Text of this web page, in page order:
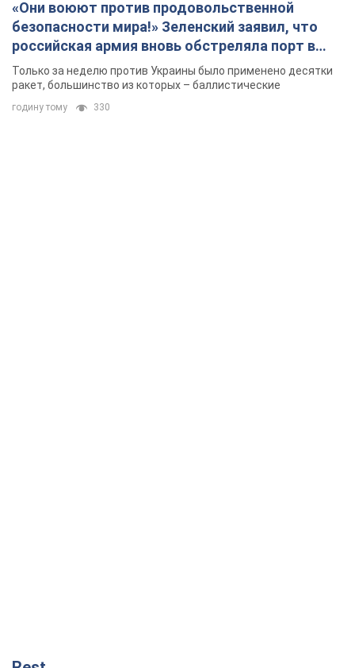
«Они воюют против продовольственной
безопасности мира!» Зеленский заявил, что
российская армия вновь обстреляла порт в
Одессе
Только за неделю против Украины было применено десятки
ракет, большинство из которых – баллистические
годину тому 330